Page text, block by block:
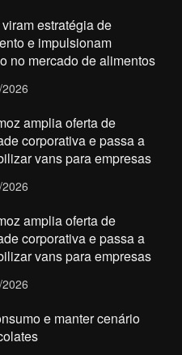
estratégia de
e impulsionam
no mercado de alimentos
amplia oferta de
corporativa e passa a
vans para empresas
amplia oferta de
corporativa e passa a
vans para empresas
e manter cenário